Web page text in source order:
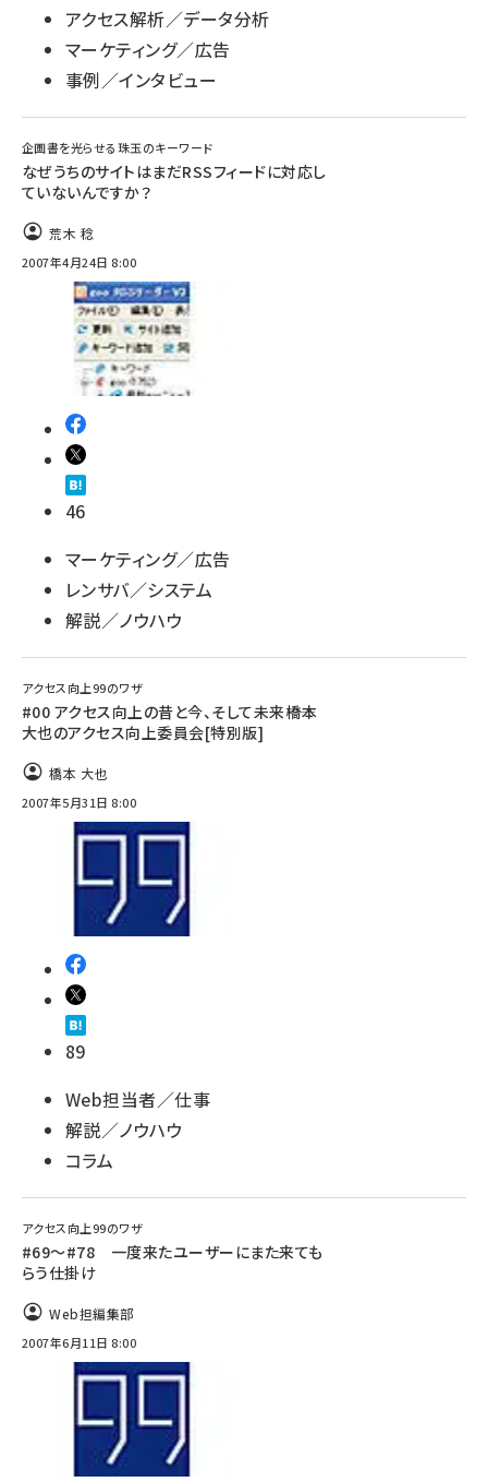
アクセス解析／データ分析
マーケティング／広告
事例／インタビュー
企画書を光らせる珠玉のキーワード
なぜうちのサイトはまだRSSフィードに対応し
ていないんですか？
荒木 稔
2007年4月24日 8:00
46
マーケティング／広告
レンサバ／システム
解説／ノウハウ
アクセス向上99のワザ
#00 アクセス向上の昔と今、そして未来――橋本
大也のアクセス向上委員会[特別版]
橋本 大也
2007年5月31日 8:00
89
Web担当者／仕事
解説／ノウハウ
コラム
アクセス向上99のワザ
#69～#78 一度来たユーザーにまた来ても
らう仕掛け
Web担編集部
2007年6月11日 8:00